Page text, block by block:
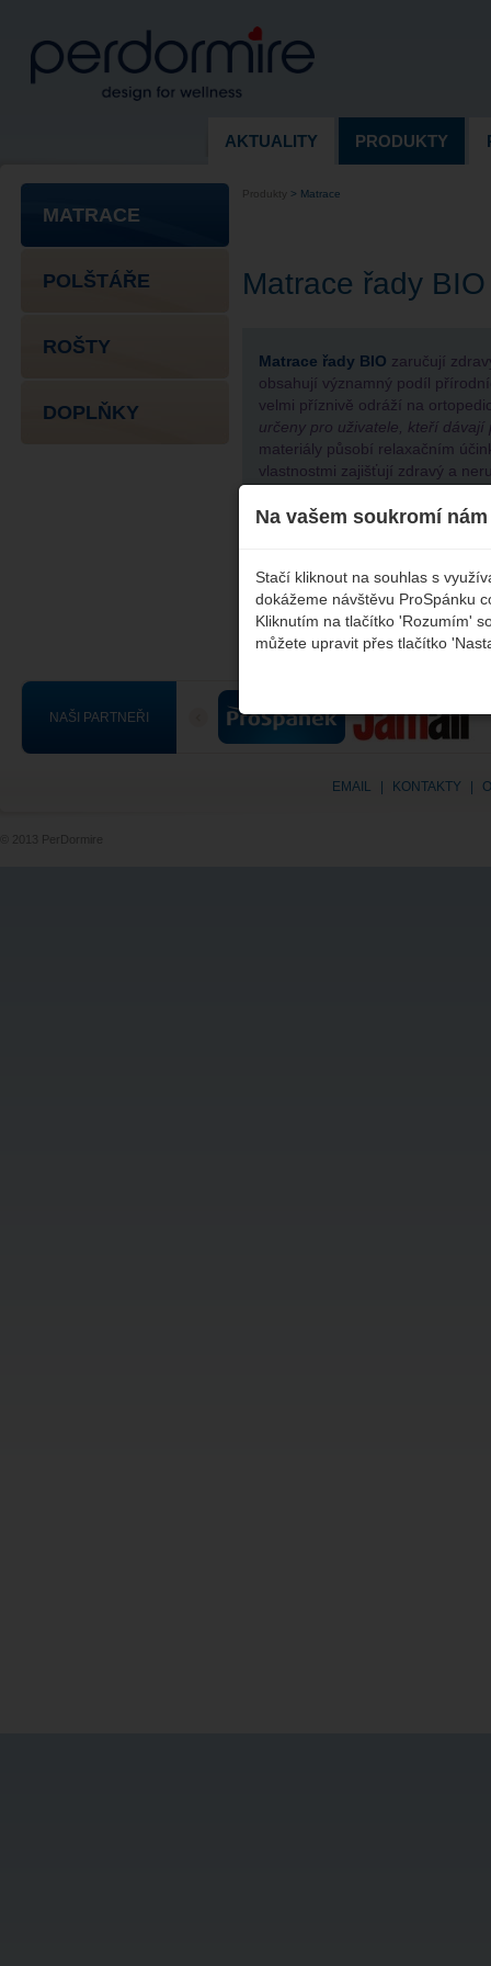
Na vašem soukromí
Stačí kliknout na souhlas s
dokážeme návštěvu ProSpánku
Kliknutím na tlačítko 'Rozumím'
můžete upravit přes tlačítko
AKTUALITY PRODUKTY
MATRACE
POLŠTÁŘE
ROŠTY
DOPLŇKY
Produkty > Matrace
Matrace řady BIO
Matrace řady BIO zaručují
obsahují významný podíl
velmi příznivě odráží na
určeny pro uživatele, kteří
materiály působí relaxačním
vlastnostmi zajišťují zdravý a
Litujeme, ale nebyl nalezen žádný
NAŠI PARTNEŘI
EMAIL KONTAKTY
© 2013 PerDormire